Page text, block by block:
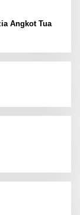
Angkot Tua